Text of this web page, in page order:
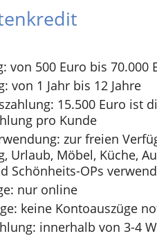
von 500 Euro bis 70.000
von 1 Jahr bis 12 Jahre
15.500 Euro ist
pro Kunde
zur freien
Urlaub, Möbel, Küche,
Schönheits-OPs
nur online
keine Kontoauszüge
innerhalb von 3-4